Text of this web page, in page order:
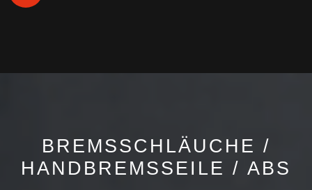
Button
BREMSSCHLÄUCHE /
HANDBREMSSEILE / ABS